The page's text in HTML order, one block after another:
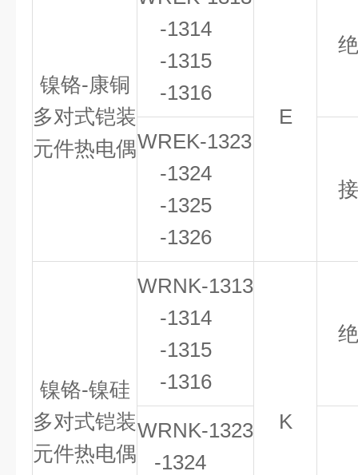
镍铬-康铜
多对式铠装
元件热电偶
-1314
-1315
-1316
E
WREK-1323
-1324
-1325
-1326
镍铬-镍硅
多对式铠装
元件热电偶
WRNK-1313
-1314
-1315
-1316
K
WRNK-1323
-1324